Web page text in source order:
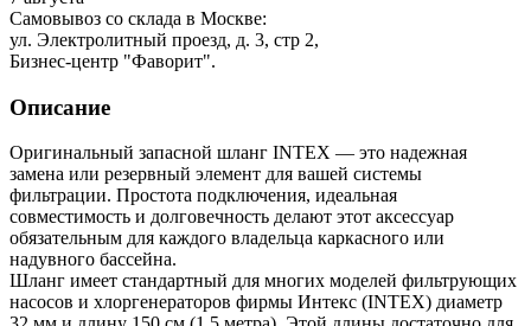
Самовывоз со склада в Москве:
ул. Электролитный проезд, д. 3, стр 2,
Бизнес-центр "Фаворит".
Описание
Оригинальный запасной шланг INTEX — это надежная
замена или резервный элемент для вашей системы
фильтрации. Простота подключения, идеальная
совместимость и долговечность делают этот аксессуар
обязательным для каждого владельца каркасного или
надувного бассейна.
Шланг имеет стандартный для многих моделей фильтрующих
насосов и хлоргенераторов фирмы Интекс (INTEX) диаметр